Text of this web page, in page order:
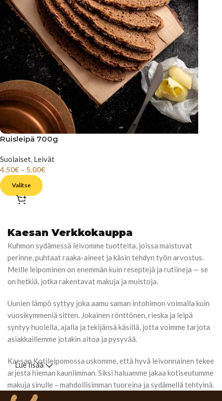
Ruisleipä 700g
Suolaiset, Leivät
4.50€ – 5.00€
Valitse
Kaesan Verkkokauppa
Kuhmon sydämessä leivomme tuotteita, joissa maistuvat
perinne, puhtaat raaka-aineet ja käsin tehdyn työn arvostus.
Meille leipominen on enemmän kuin reseptejä ja rutiineja — se
on hetkiä, jotka rakentavat makuja ja muistoja.
Uunien lämpö syttyy joka aamu saman intohimon voimalla kuin
vuosikymmeniä sitten. Jokainen rönttönen, rieska ja leipä
syntyy huolella, ajalla ja tekijänsä käsillä, jotta voimme tarjota
asiakkaillemme jotakin aitoa ja pysyvää.
Kaesan Kotileipomossa uskomme, että hyvä leivonnainen tekee
arjesta hieman kauniimman. Siksi haluamme jakaa kotiseutumme
makuja sinulle – mahdollisimman tuoreina ja sydämellä tehtyinä.
Lue lisää